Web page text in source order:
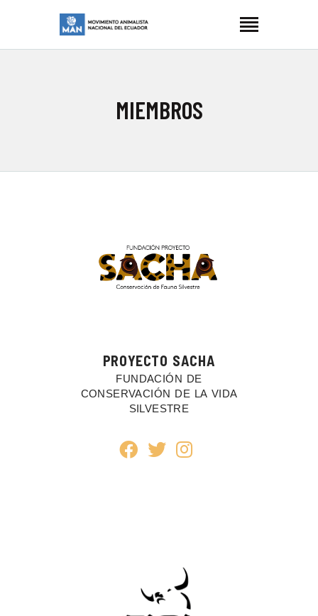
MIEMBROS
MOVIMIENTO ANIMALISTA NACIONAL ECUADOR
ARTIVISMO
PROYECTO SACHA
FUNDACIÓN DE
CONSERVACIÓN DE LA VIDA
SILVESTRE